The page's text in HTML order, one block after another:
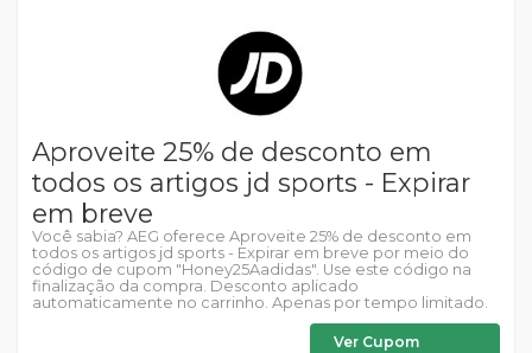
Aproveite 25% de desconto em
todos os artigos jd sports - Expirar
em breve
Você sabia? AEG oferece Aproveite 25% de desconto em
todos os artigos jd sports - Expirar em breve por meio do
código de cupom "Honey25Aadidas". Use este código na
finalização da compra. Desconto aplicado
automaticamente no carrinho. Apenas por tempo limitado.
Ver Cupom